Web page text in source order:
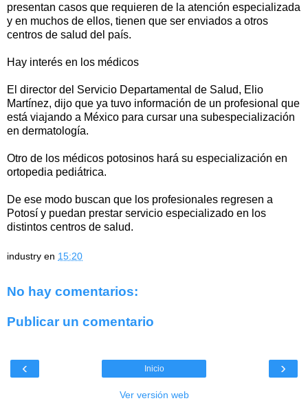
presentan casos que requieren de la atención especializada
y en muchos de ellos, tienen que ser enviados a otros
centros de salud del país.
Hay interés en los médicos
El director del Servicio Departamental de Salud, Elio
Martínez, dijo que ya tuvo información de un profesional que
está viajando a México para cursar una subespecialización
en dermatología.
Otro de los médicos potosinos hará su especialización en
ortopedia pediátrica.
De ese modo buscan que los profesionales regresen a
Potosí y puedan prestar servicio especializado en los
distintos centros de salud.
industry en 15:20
No hay comentarios:
Publicar un comentario
‹ ›
Inicio
Ver versión web